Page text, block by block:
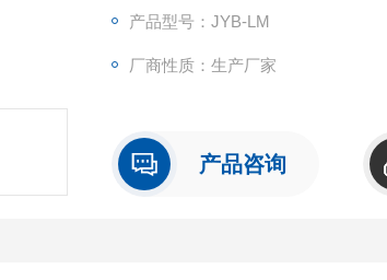
产品型号：JYB-LM
厂商性质：生产厂家
产品咨询